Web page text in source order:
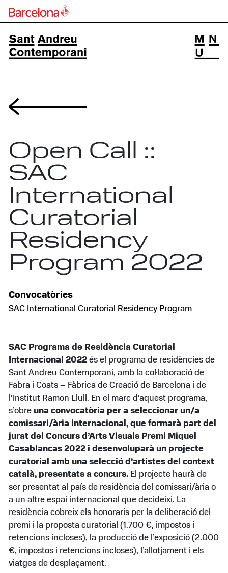
Open Call ::
SAC
International
Curatorial
Residency
Program 2022
Convocatòries
SAC International Curatorial Residency Program
SAC Programa de Residència Curatorial
Internacional 2022 és el programa de residències de
Sant Andreu Contemporani, amb la col·laboració de
Fabra i Coats – Fàbrica de Creació de Barcelona i de
l’Institut Ramon Llull. En el marc d’aquest programa,
s’obre una convocatòria per a seleccionar un/a
comissari/ària internacional, que formarà part del
jurat del Concurs d’Arts Visuals Premi Miquel
Casablancas 2022 i desenvoluparà un projecte
curatorial amb una selecció d’artistes del context
català, presentats a concurs. El projecte haurà de
ser presentat al país de residència del comissari/ària o
a un altre espai internacional que decideixi. La
residència cobreix els honoraris per la deliberació del
premi i la proposta curatorial (1.700 €, impostos i
retencions incloses), la producció de l’exposició (2.000
€, impostos i retencions incloses), l’allotjament i els
viatges de desplaçament.